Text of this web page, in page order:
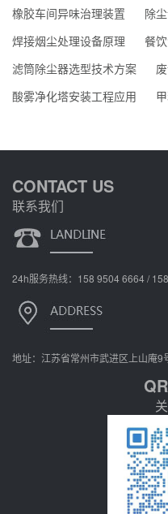
橡胶车间异味治理装置
除
焊接烟尘处理设备原理
餐
滤筒除尘器选型技术方案
酸雾净化塔安装工程应用
CONTACT US
联系我们
24h服务热线：158 9504 6664 /
地址：江苏省常州市武进区上山庵9